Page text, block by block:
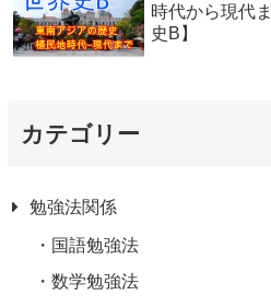
時代から現代
史B】
カテゴリー
勉強法関係
国語勉強法
数学勉強法